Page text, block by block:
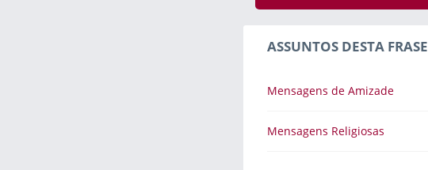
ASSUNTOS DESTA FRASE
Mensagens de Amizade
Mensagens Religiosas